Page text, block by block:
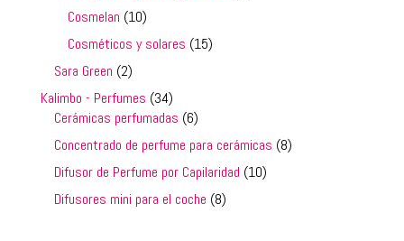
Cosmelan 1010
productos
Cosméticos y solares 1515
Sara Green 22
productos
Kalimbo - Perfumes 3434
productos
Cerámicas perfumadas 66
productos
Concentrado de perfume para cerámicas 88
Difusor de Perfume por Capilaridad 1010
Difusores mini para el coche 88